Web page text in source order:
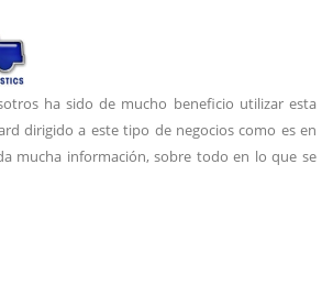
ha sido de mucho beneficio utilizar esta
dirigido a este tipo de negocios como es en
mucha información, sobre todo en lo que se